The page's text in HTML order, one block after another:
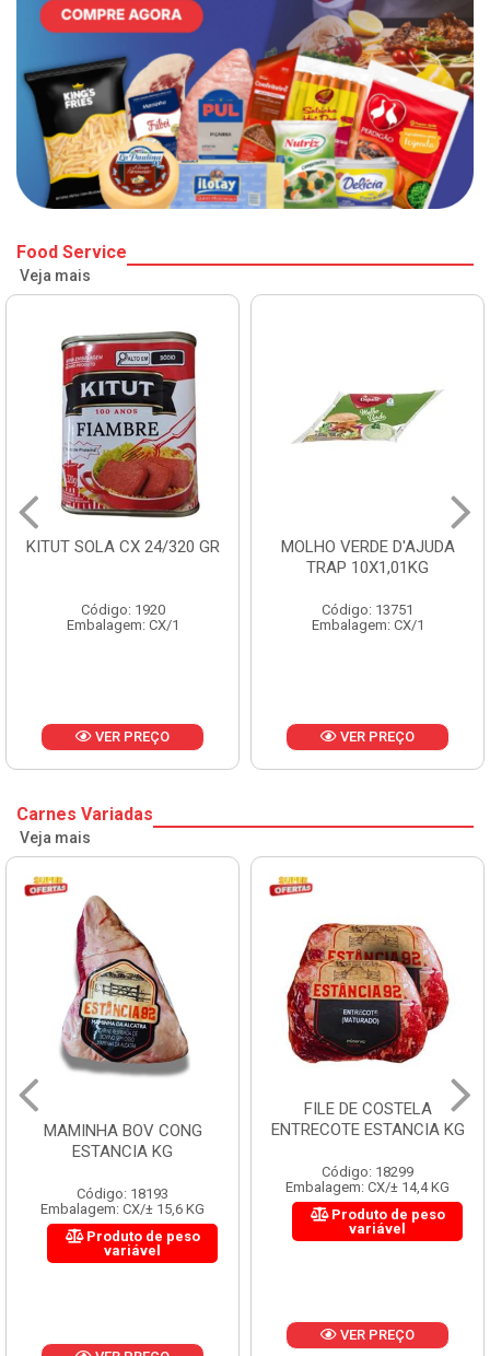
Food Service
Veja mais
MOLHO VERDE D'AJUDA
Código: 13751
Embalagem: CX/1
VER PREÇO
FRUTAS CRISTALIZADAS
CX 10KG
Código: 1785
Embalagem: KG/10
VER PREÇO
Carnes Variadas
Veja mais
MAMINHA BOV CONG
ESTANCIA KG
Código: 18193
Embalagem: CX/± 15,6 KG
Produto de peso
variável
FILE DE COSTELA
ENTRECOTE ESTANCIA KG
Código: 18299
Embalagem: CX/± 14,4 KG
Produto de peso
variável
VER PREÇO